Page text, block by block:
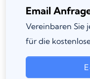
Email
Vereinbaren Sie
für die